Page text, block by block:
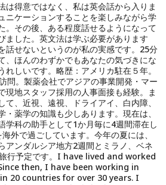
は得意ではなく、私は英会話から入りま
ニケーションすることを楽しみながら学
。その後、ある程度話せるようになって
ました。英文法は学ぶ必要があります
話せないというのが私の実感です。25分
、ほんのわずかでもあなたの気づきにな
れしいです。略歴：アメリカ駐在５年。
問。製薬会社でアジアの事業開発・マー
現地スタッフ採用の人事面接も経験。ま
、近視、遠視、ドライアイ、白内障、
薬学の知識も少しあります。現在は、
学科の助手として1か月毎に4週間滞在し
外で過ごしています。今年の夏には、
ンダルシア地方2週間とミラノ、ベネ
行予定です。I have lived and worked
then, I have been working in
20 countries for over 30 years. I